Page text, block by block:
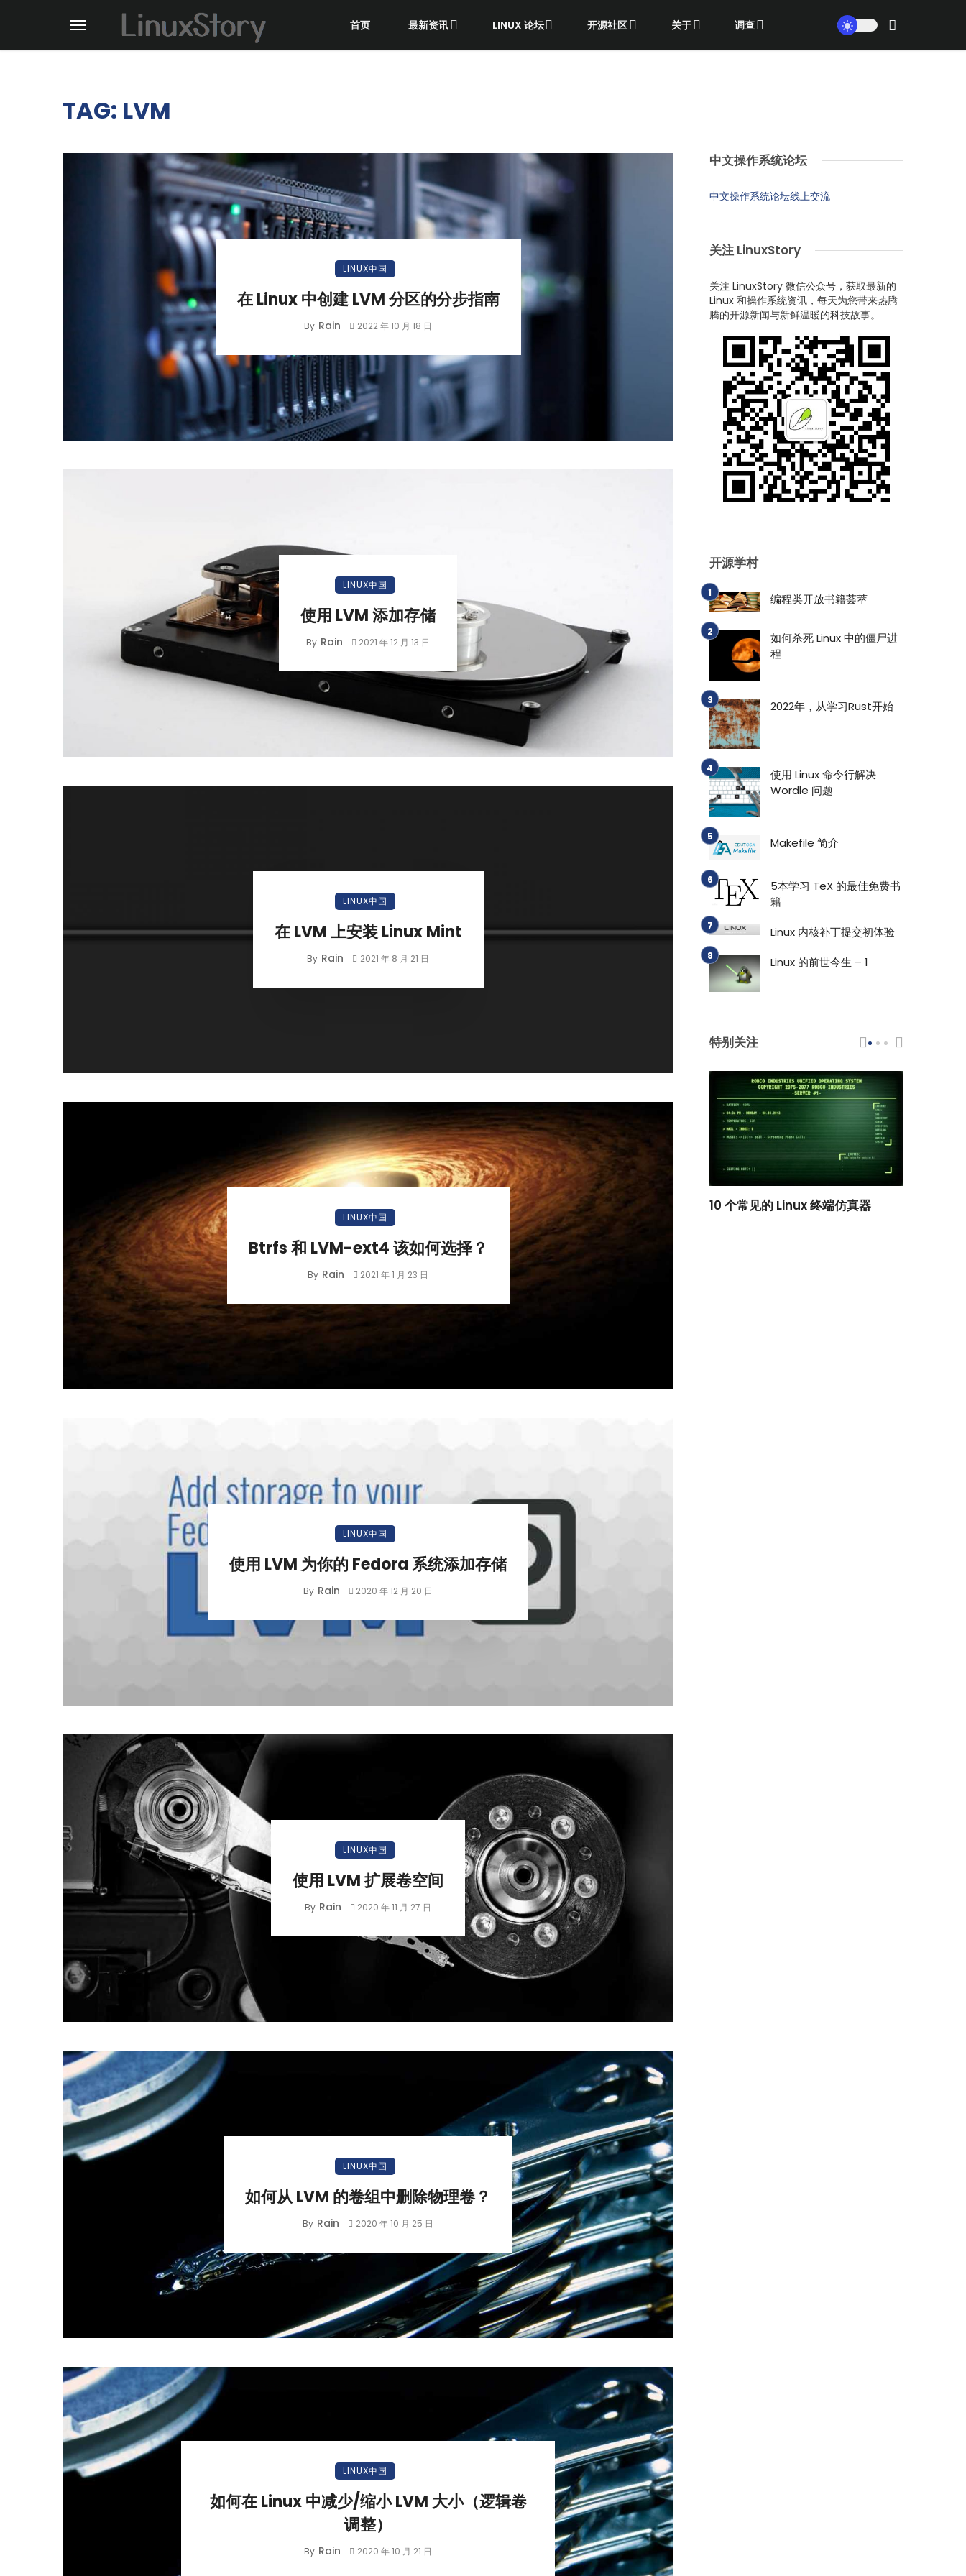
首页 最新资讯 LINUX 论坛 开源社区 关于 调查
TAG: LVM
LINUX中国
在 Linux 中创建 LVM 分区的分步指南
By Rain 2022 年 10 月 18 日
LINUX中国
使用 LVM 添加存储
By Rain 2021 年 12 月 13 日
LINUX中国
在 LVM 上安装 Linux Mint
By Rain 2021 年 8 月 21 日
LINUX中国
Btrfs 和 LVM-ext4 该如何选择？
By Rain 2021 年 1 月 23 日
LINUX中国
使用 LVM 为你的 Fedora 系统添加存储
By Rain 2020 年 12 月 20 日
LINUX中国
使用 LVM 扩展卷空间
By Rain 2020 年 11 月 27 日
LINUX中国
如何从 LVM 的卷组中删除物理卷？
By Rain 2020 年 10 月 25 日
LINUX中国
如何在 Linux 中减少/缩小 LVM 大小（逻辑卷
调整）
By Rain 2020 年 10 月 21 日
中文操作系统论坛
中文操作系统论坛线上交流
关注 LinuxStory
关注 LinuxStory 微信公众号，获取最新的
Linux 和操作系统资讯，每天为您带来热腾
腾的开源新闻与新鲜温暖的科技故事。
开源学村
编程类开放书籍荟萃
如何杀死 Linux 中的僵尸进
程
2022年，从学习Rust开始
使用 Linux 命令行解决
Wordle 问题
Makefile 简介
5本学习 TeX 的最佳免费书
籍
Linux 内核补丁提交初体验
Linux 的前世今生 – 1
特别关注
小白观察：Let&apos;s Encrpt 正
过渡到 ISRG Root
更开放的分布式事务 | Fescar 品牌
升级，更名为 Seata
10 个常见的 Linux 终端仿真器